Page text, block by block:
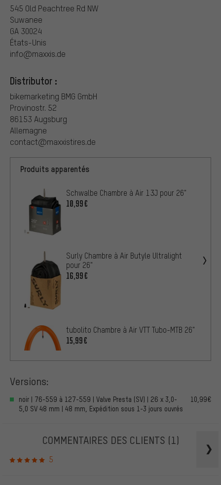
545 Old Peachtree Rd NW
Suwanee
GA 30024
États-Unis
info@maxxis.de
Distributor :
bikemarketing BMG GmbH
Provinostr. 52
86153 Augsburg
Allemagne
contact@maxxistires.de
Produits apparentés
Schwalbe Chambre à Air 13J pour 26"
10,99€
Surly Chambre à Air Butyle Ultralight
pour 26"
16,99€
tubolito Chambre à Air VTT Tubo-MTB 26"
15,99€
Versions:
noir | 76-559 à 127-559 | Valve Presta (SV) | 26 x 3,0-
5,0 SV 48 mm | 48 mm, Expédition sous 1-3 jours ouvrés
10,99€
COMMENTAIRES DES CLIENTS (1)
5